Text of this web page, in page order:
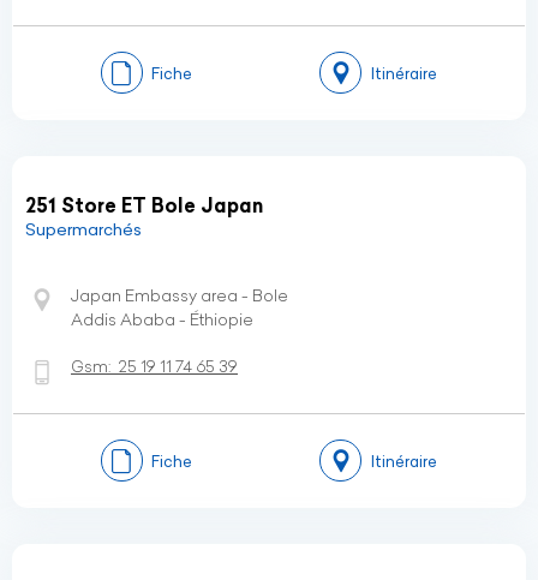
Fiche Itinéraire
251 Store ET Bole Japan
Supermarchés
Japan Embassy area - Bole
Addis Ababa - Éthiopie
Gsm: 25 19 11 74 65 39
Fiche Itinéraire